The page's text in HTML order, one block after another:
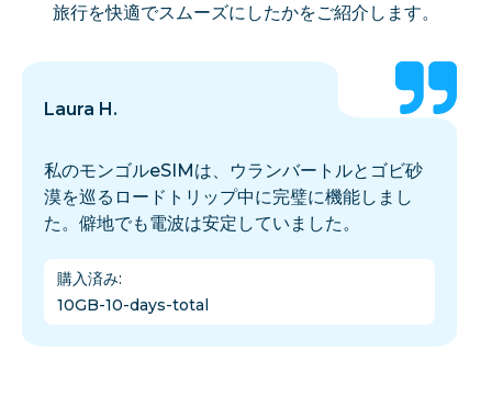
旅行を快適でスムーズにしたかをご紹介します。
Laura H.
私のモンゴルeSIMは、ウランバートルとゴビ砂
漠を巡るロードトリップ中に完璧に機能しまし
た。僻地でも電波は安定していました。
購入済み:
10GB-10-days-total